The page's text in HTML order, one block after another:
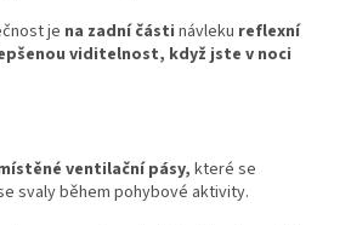
je na zadní části návleku reflexní
viditelnost, když jste v noci
ventilační pásy, které se
svaly během pohybové aktivity.